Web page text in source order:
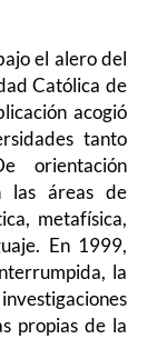
el alero del
Católica de
acogió
tanto
orientación
las áreas de
metafísica,
En 1999,
la
propias de la